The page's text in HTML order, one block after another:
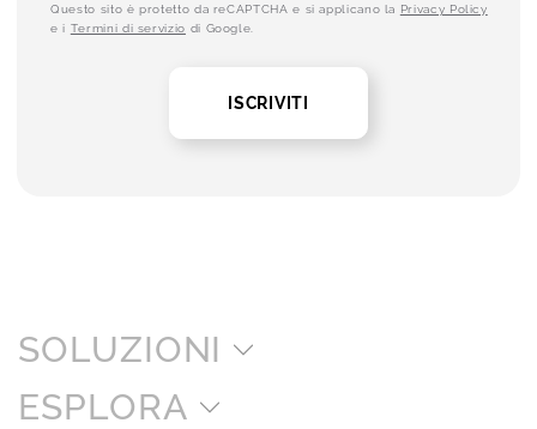
Questo sito è protetto da reCAPTCHA e si applicano la Privacy Policy
e i Termini di servizio di Google.
ISCRIVITI
SOLUZIONI
ESPLORA